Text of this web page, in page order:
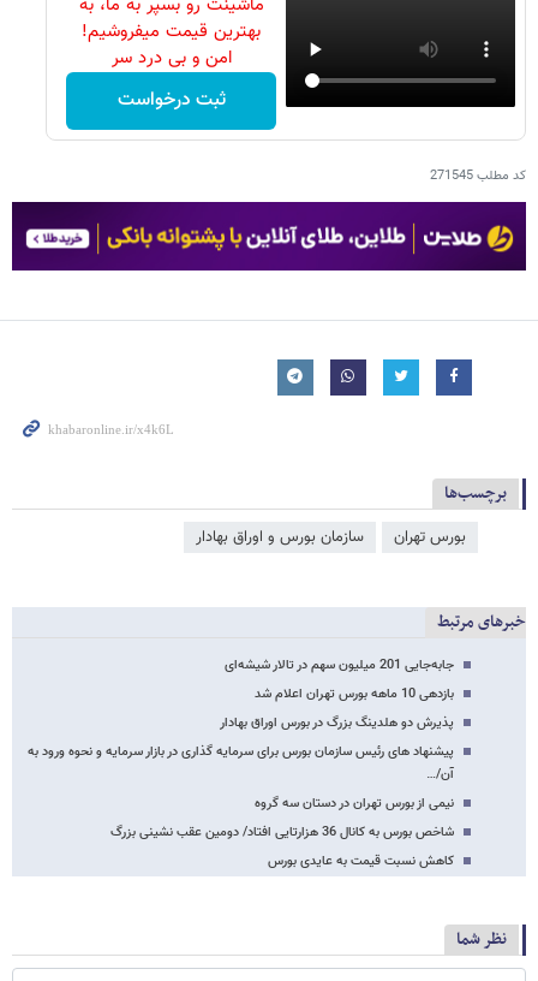
بهترین قیمت میفروشیم!
امن و بی درد سر
ثبت درخواست
کد مطلب271545
برچسب‌ها
بورس تهران سازمان بورس و اوراق بهادار
خبرهای مرتبط
جابه‌جایی 201 میلیون سهم در تالار شیشه‌ای
بازدهی 10 ماهه بورس تهران اعلام شد
پذیرش دو هلدینگ بزرگ در بورس اوراق بهادار
پیشنهاد های رئیس سازمان بورس برای سرمایه گذاری در بازار سرمایه و نحوه ورود به
آن/…
نیمی از بورس تهران در دستان سه گروه
شاخص بورس به کانال 36 هزارتایی افتاد/ دومین عقب نشینی بزرگ
کاهش نسبت قیمت به عایدی بورس
نظر شما